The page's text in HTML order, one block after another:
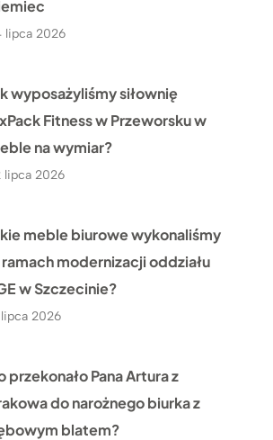
lipca 2026
wyposażyliśmy siłownię
Fitness w Przeworsku w
na wymiar?
lipca 2026
meble biurowe wykonaliśmy
modernizacji oddziału
w Szczecinie?
lipca 2026
przekonało Pana Artura z
do narożnego biurka z
blatem?